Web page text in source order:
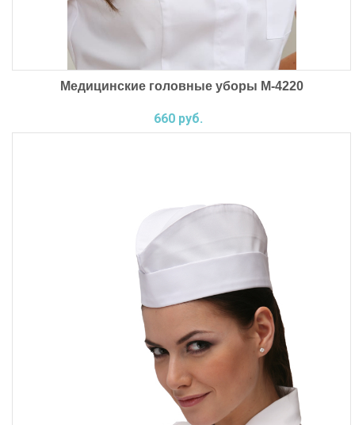
Медицинские головные уборы М-4220
660 руб.